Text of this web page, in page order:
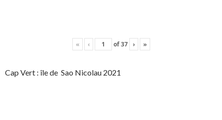
« ‹ of37 › »
Cap Vert : île de Sao Nicolau 2021